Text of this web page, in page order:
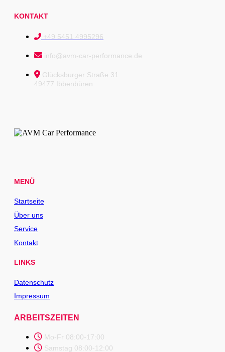
KONTAKT
+49 5451 4995296
info@avm-car-performance.de
Glücksburger Straße 31
49477 Ibbenbüren
MENÜ
Startseite
Über uns
Service
Kontakt
LINKS
Datenschutz
Impressum
ARBEITSZEITEN
Mo-Fr 08:00-17:00
Samstag 08:00-12:00